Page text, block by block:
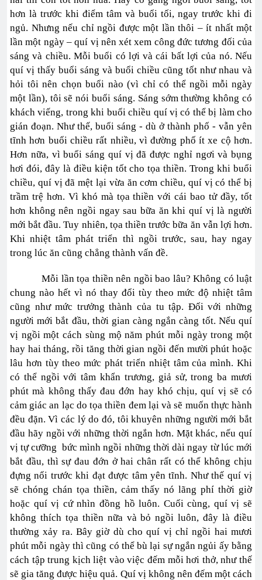
hơn là trước khi điểm tâm và buổi tối, ngay trước khi đi
ngủ. Nhưng nếu chỉ ngồi được một lần thôi – ít nhất một
lần một ngày – quí vị nên xét xem công đức tương đối của
sáng và chiều. Mỗi buổi có lợi và cái bất lợi của nó. Nếu
quí vị thấy buổi sáng và buổi chiều cũng tốt như nhau và
hỏi tôi nên chọn buổi nào (vì chỉ có thể ngồi mỗi ngày
một lần), tôi sẽ nói buổi sáng. Sáng sớm thường không có
khách viếng, trong khi buổi chiều quí vị có thể bị làm cho
gián đoạn. Như thế, buổi sáng - dù ở thành phố - vẫn yên
tĩnh hơn buổi chiều rất nhiều, vì đường phố ít xe cộ hơn.
Hơn nữa, vì buổi sáng quí vị đã được nghỉ ngơi và bụng
hơi đói, đây là điều kiện tốt cho tọa thiền. Trong khi buổi
chiều, quí vị đã mệt lại vừa ăn cơm chiều, quí vị có thể bị
trầm trệ hơn. Vì khó mà tọa thiền với cái bao tử đầy, tốt
hơn không nên ngồi ngay sau bữa ăn khi quí vị là người
mới bắt đầu. Tuy nhiên, tọa thiền trước bữa ăn vẫn lợi hơn.
Khi nhiệt tâm phát triển thì ngồi trước, sau, hay ngay
trong lúc ăn cũng chẳng thành vấn đề.
Mỗi lần tọa thiền nên ngồi bao lâu? Không có luật
chung nào hết vì nó thay đổi tùy theo mức độ nhiệt tâm
cũng như mức trưởng thành của tu tập. Đối với những
người mới bắt đầu, thời gian càng ngắn càng tốt. Nếu quí
vị ngồi một cách sùng mộ năm phút mỗi ngày trong một
hay hai tháng, rồi tăng thời gian ngồi đến mười phút hoặc
lâu hơn tùy theo mức phát triển nhiệt tâm của mình. Khi
có thể ngồi với tâm khẩn trương, giả sử, trong ba mươi
phút mà không thấy đau đớn hay khó chịu, quí vị sẽ có
cảm giác an lạc do tọa thiền đem lại và sẽ muốn thực hành
đều đặn. Vì các lý do đó, tôi khuyên những người mới bắt
đầu hãy ngồi với những thời ngắn hơn. Mặt khác, nếu quí
vị tự cưỡng bức mình ngồi những thời dài ngay từ lúc mới
bắt đầu, thì sự đau đớn ở hai chân rất có thể không chịu
đựng nổi trước khi đạt được tâm yên tĩnh. Như thế quí vị
sẽ chóng chán tọa thiền, cảm thấy nó lãng phí thời giờ
hoặc quí vị cứ nhìn đồng hồ luôn. Cuối cùng, quí vị sẽ
không thích tọa thiền nữa và bỏ ngồi luôn, đây là điều
thường xảy ra. Bây giờ dù cho quí vị chỉ ngồi hai mươi
phút mỗi ngày thì cũng có thể bù lại sự ngắn ngủi ấy bằng
cách tập trung kịch liệt vào việc đếm mỗi hơi thở, như thế
sẽ gia tăng được hiệu quả. Quí vị không nên đếm một cách